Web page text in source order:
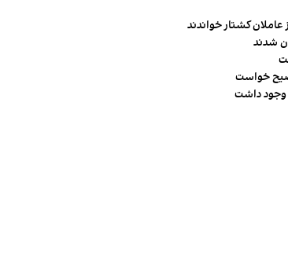
عاملان کشتار خواندند
شدند
خواست